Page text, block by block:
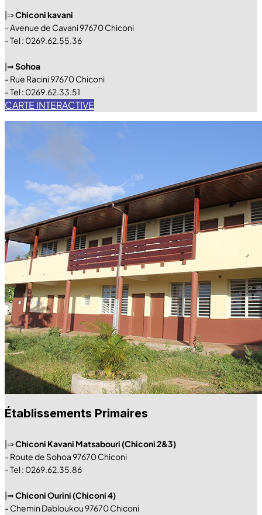
|⇒Chiconi kavani
- Avenue de Cavani 97670 Chiconi
- Tel : 0269.62.55.36
|⇒Sohoa
- Rue Racini 97670 Chiconi
- Tel : 0269.62.33.51
CARTE INTERACTIVE
Établissements Primaires
|⇒Chiconi Kavani Matsabouri (Chiconi 2&3)
- Route de Sohoa 97670 Chiconi
- Tel : 0269.62.35.86
|⇒Chiconi Ourini (Chiconi 4)
- Chemin Dabloukou 97670 Chiconi